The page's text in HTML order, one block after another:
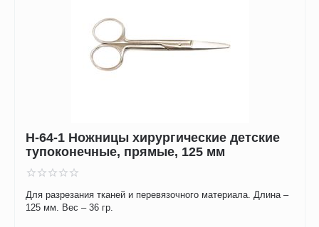
Н-64-1 Ножницы хирургические детские
тупоконечные, прямые, 125 мм
Для разрезания тканей и перевязочного материала. Длина –
125 мм. Вес – 36 гр.